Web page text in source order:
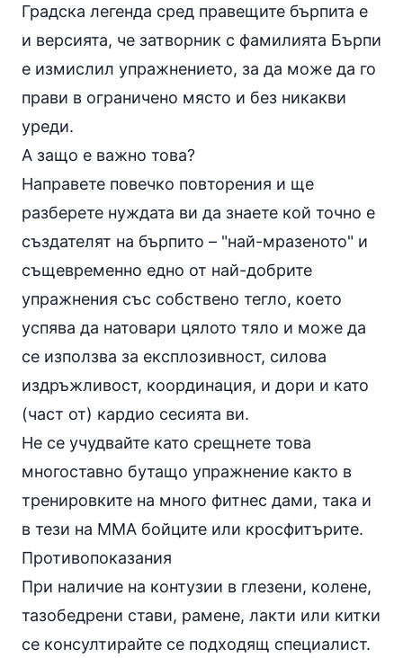
Градска легенда сред правещите бърпита е
и версията, че затворник с фамилията Бърпи
е измислил упражнението, за да може да го
прави в ограничено място и без никакви
уреди.
А защо е важно това?
Направете повечко повторения и ще
разберете нуждата ви да знаете кой точно е
създателят на бърпито – "най-мразеното" и
същевременно едно от най-добрите
упражнения със собствено тегло, което
успява да натовари цялото тяло и може да
се използва за експлозивност, силова
издръжливост, координация, и дори и като
(част от) кардио сесията ви.
Не се учудвайте като срещнете това
многоставно бутащо упражнение както в
тренировките на много фитнес дами, така и
в тези на ММА бойците или кросфитърите.
Противопоказания
При наличие на контузии в глезени, колене,
тазобедрени стави, рамене, лакти или китки
се консултирайте се подходящ специалист.